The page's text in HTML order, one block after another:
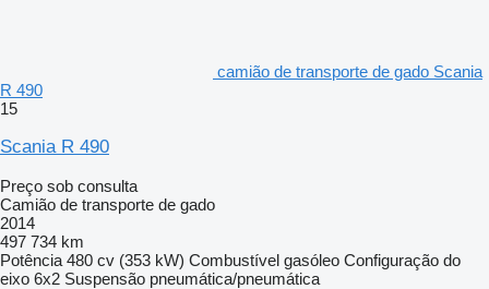
camião de transporte de gado Scania
R 490
15
Scania R 490
Preço sob consulta
Camião de transporte de gado
2014
497 734 km
Potência 480 cv (353 kW) Combustível gasóleo Configuração do
eixo 6x2 Suspensão pneumática/pneumática